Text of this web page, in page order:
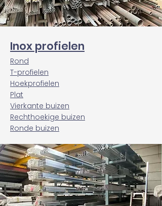
Inox profielen
Rond
T-profielen
Hoekprofielen
Plat
Vierkante buizen
Rechthoekige buizen
Ronde buizen